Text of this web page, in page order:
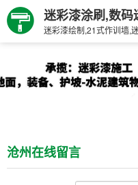
迷彩漆涂刷,数
迷彩漆绘制,21式作训墙,
沧州在线留言